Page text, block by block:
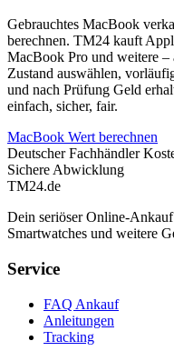
Gebrauchtes MacBook
berechnen. TM24 kauft
MacBook Pro und weitere
Zustand auswählen,
und nach Prüfung Geld
einfach, sicher, fair.
MacBook Wert berechnen
Deutscher Fachhändler
Sichere Abwicklung
TM24.de
Dein seriöser Online-
Smartwatches und weitere
Service
FAQ Ankauf
Anleitungen
Tracking